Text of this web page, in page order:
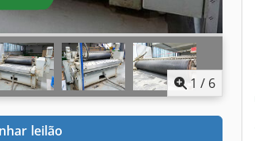
1 / 6
leilão